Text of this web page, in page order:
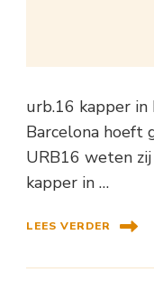
urb.16 kapper in
Barcelona hoeft
URB16 weten
kapper in …
LEES VERDER